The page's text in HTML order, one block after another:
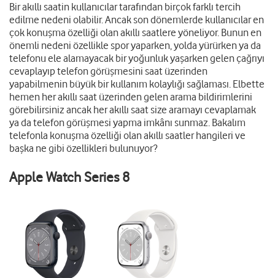
Bir akıllı saatin kullanıcılar tarafından birçok farklı tercih
edilme nedeni olabilir. Ancak son dönemlerde kullanıcılar en
çok konuşma özelliği olan akıllı saatlere yöneliyor. Bunun en
önemli nedeni özellikle spor yaparken, yolda yürürken ya da
telefonu ele alamayacak bir yoğunluk yaşarken gelen çağrıyı
cevaplayıp telefon görüşmesini saat üzerinden
yapabilmenin büyük bir kullanım kolaylığı sağlaması. Elbette
hemen her akıllı saat üzerinden gelen arama bildirimlerini
görebilirsiniz ancak her akıllı saat size aramayı cevaplamak
ya da telefon görüşmesi yapma imkânı sunmaz. Bakalım
telefonla konuşma özelliği olan akıllı saatler hangileri ve
başka ne gibi özellikleri bulunuyor?
Apple Watch Series 8